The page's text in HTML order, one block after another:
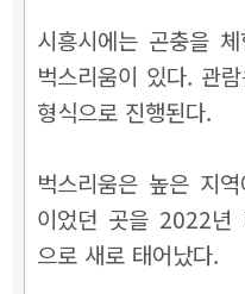
시흥시에는 곤충을
벅스리움이 있다. 관
형식으로 진행된다.
벅스리움은 높은 지
이었던 곳을 2022년
으로 새로 태어났다.